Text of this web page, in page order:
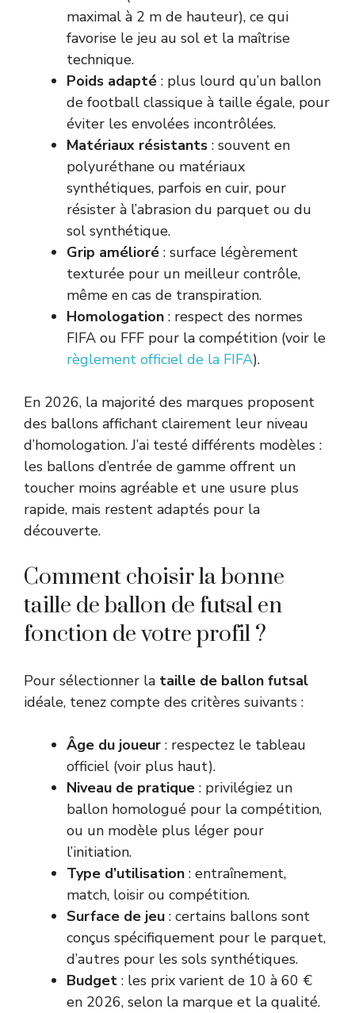
maximal à 2 m de hauteur), ce qui
favorise le jeu au sol et la maîtrise
technique.
Poids adapté : plus lourd qu’un ballon
de football classique à taille égale, pour
éviter les envolées incontrôlées.
Matériaux résistants : souvent en
polyuréthane ou matériaux
synthétiques, parfois en cuir, pour
résister à l’abrasion du parquet ou du
sol synthétique.
Grip amélioré : surface légèrement
texturée pour un meilleur contrôle,
même en cas de transpiration.
Homologation : respect des normes
FIFA ou FFF pour la compétition (voir le
règlement officiel de la FIFA).
En 2026, la majorité des marques proposent
des ballons affichant clairement leur niveau
d’homologation. J’ai testé différents modèles :
les ballons d’entrée de gamme offrent un
toucher moins agréable et une usure plus
rapide, mais restent adaptés pour la
découverte.
Comment choisir la bonne
taille de ballon de futsal en
fonction de votre profil ?
Pour sélectionner la taille de ballon futsal
idéale, tenez compte des critères suivants :
Âge du joueur : respectez le tableau
officiel (voir plus haut).
Niveau de pratique : privilégiez un
ballon homologué pour la compétition,
ou un modèle plus léger pour
l’initiation.
Type d’utilisation : entraînement,
match, loisir ou compétition.
Surface de jeu : certains ballons sont
conçus spécifiquement pour le parquet,
d’autres pour les sols synthétiques.
Budget : les prix varient de 10 à 60 €
en 2026, selon la marque et la qualité.